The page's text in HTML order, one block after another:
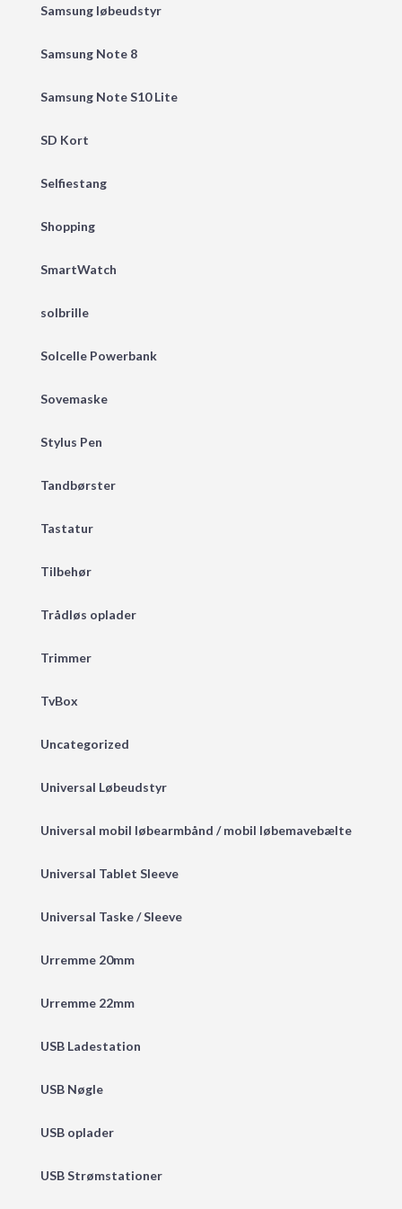
Samsung løbeudstyr
Samsung Note 8
Samsung Note S10 Lite
SD Kort
Selfiestang
Shopping
SmartWatch
solbrille
Solcelle Powerbank
Sovemaske
Stylus Pen
Tandbørster
Tastatur
Tilbehør
Trådløs oplader
Trimmer
TvBox
Uncategorized
Universal Løbeudstyr
Universal mobil løbearmbånd / mobil løbemavebælte
Universal Tablet Sleeve
Universal Taske / Sleeve
Urremme 20mm
Urremme 22mm
USB Ladestation
USB Nøgle
USB oplader
USB Strømstationer